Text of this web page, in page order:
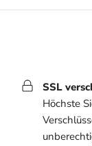
SSL
Höchste